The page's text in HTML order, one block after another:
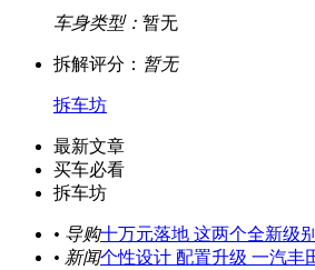
车身类型： 暂无
拆解评分： 暂无
拆车坊
最新文章
买车必看
拆车坊
• 导购十万元落地 这两个全新级
• 新闻个性设计 配置升级 一汽丰